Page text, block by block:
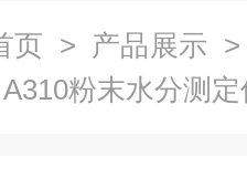
页 > 产品展示
粉末水分测